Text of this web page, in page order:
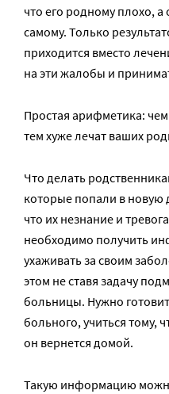
что его родному плохо,
самому. Только
приходится вместо
на эти жалобы и
Простая арифметика:
тем хуже лечат ваших
Что делать
которые попали в новую
что их незнание и
необходимо получить
ухаживать за своим
этом не ставя задачу
больницы. Нужно
больного, учиться тому,
он вернется домой.
Такую информацию